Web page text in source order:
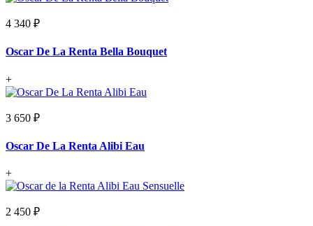
4 340 ₽
Oscar De La Renta Bella Bouquet
+
3 650 ₽
Oscar De La Renta Alibi Eau
+
2 450 ₽